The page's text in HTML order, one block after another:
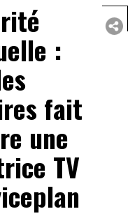
:
fait
une
TV